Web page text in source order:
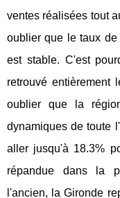
ventes réalisées tout
oublier que le taux
est stable. C'est
retrouvé
oublier que la
dynamiques de toute
aller jusqu'à 18.3%
répandue dans la
l'ancien, la Gironde